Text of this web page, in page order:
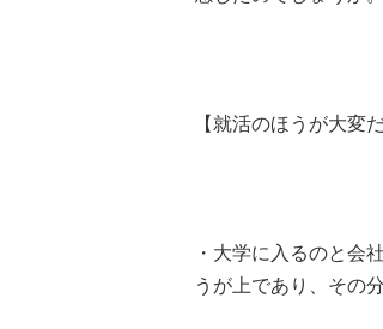
【就活のほうが大変
・大学に入るのと会
うが上であり、その